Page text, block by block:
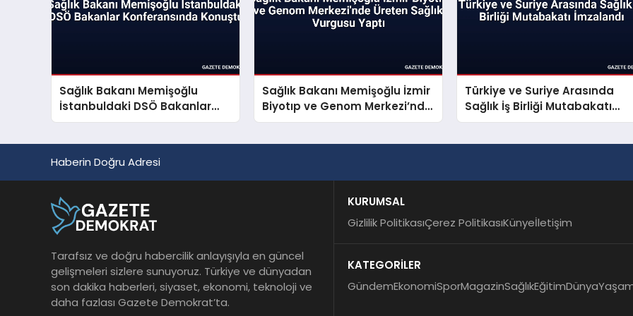
Sağlık Bakanı Memişoğlu
İstanbuldaki DSÖ Bakanlar
Konferansında Konuştu
Sağlık Bakanı Memişoğlu İzmir
Biyotıp ve Genom Merkezi’nde
Üreten Sağlık Vurgusu Yaptı
Türkiye ve Suriye Arasında
Sağlık İş Birliği Mutabakatı
İmzalandı
Haberin Doğru Adresi
Tarafsız ve doğru habercilik anlayışıyla en güncel
gelişmeleri sizlere sunuyoruz. Türkiye ve dünyadan
son dakika haberleri, siyaset, ekonomi, teknoloji ve
daha fazlası Gazete Demokrat’ta.
KURUMSAL
Gizlilik PolitikasıÇerez PolitikasıKünyeİletişim
KATEGORİLER
GündemEkonomiSporMagazinSağlıkEğitimDünya